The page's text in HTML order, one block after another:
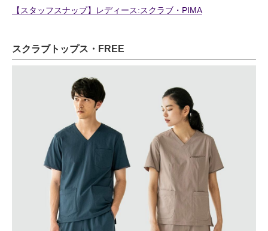
【スタッフスナップ】レディース:スクラブ・PIMA
スクラブトップス・FREE